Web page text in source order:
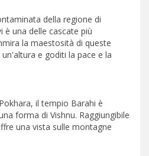
della regione di
è una delle cascate più
la maestosità di queste
e goditi la pace e la
il tempio Barahi è
forma di Vishnu. Raggiungibile
una vista sulle montagne